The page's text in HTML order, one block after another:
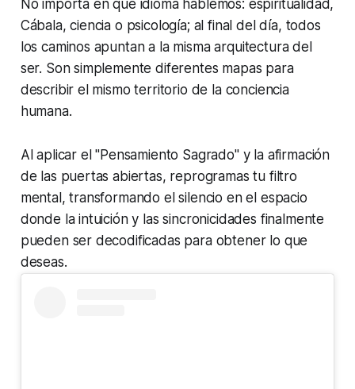
No importa en qué idioma hablemos: espiritualidad,
Cábala, ciencia o psicología; al final del día, todos
los caminos apuntan a la misma arquitectura del
ser. Son simplemente diferentes mapas para
describir el mismo territorio de la conciencia
humana.
Al aplicar el"Pensamiento Sagrado"y la afirmación
de las puertas abiertas, reprogramas tu filtro
mental, transformando el silencio en el espacio
donde la intuición y las sincronicidades finalmente
pueden ser decodificadas para obtener lo que
deseas.